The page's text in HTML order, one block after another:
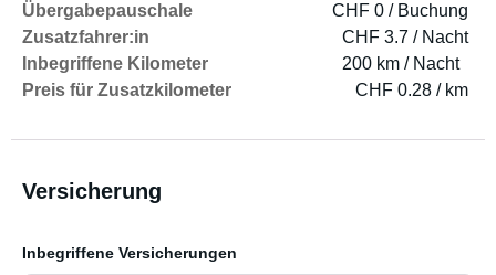
Übergabepauschale
CHF 0 / Buchung
Zusatzfahrer:in
CHF 3.7 / Nacht
Inbegriffene Kilometer
200 km / Nacht
Preis für Zusatzkilometer
CHF 0.28 / km
Versicherung
Inbegriffene Versicherungen